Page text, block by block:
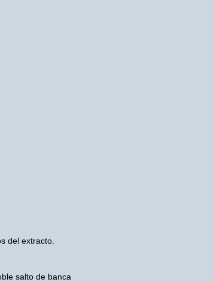
del extracto.
salto de banca